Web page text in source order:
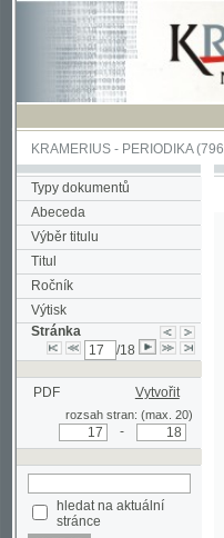
KRAMERIUS-PERIODIKA(796/
Typy dokumentů
Abeceda
Výběr titulu
Titul
Ročník
Výtisk
Stránka
PDF Vytvořit
rozsah stran: (max. 20)
stránce
Pokročilé vyhledávání